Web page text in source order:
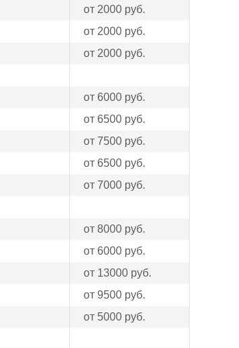
от 2000 руб.
от 2000 руб.
от 2000 руб.
от 6000 руб.
от 6500 руб.
от 7500 руб.
от 6500 руб.
от 7000 руб.
от 8000 руб.
от 6000 руб.
от 13000 руб.
от 9500 руб.
от 5000 руб.